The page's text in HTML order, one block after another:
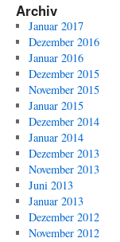
Archiv
Januar 2017
Dezember 2016
Januar 2016
Dezember 2015
November 2015
Januar 2015
Dezember 2014
Januar 2014
Dezember 2013
November 2013
Juni 2013
Januar 2013
Dezember 2012
November 2012